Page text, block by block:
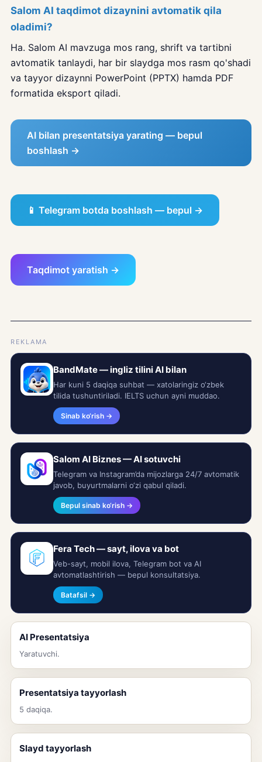
Salom AI taqdimot dizaynini avtomatik qila
oladimi?
Ha. Salom AI mavzuga mos rang, shrift va tartibni
avtomatik tanlaydi, har bir slaydga mos rasm qo'shadi
va tayyor dizaynni PowerPoint (PPTX) hamda PDF
formatida eksport qiladi.
AI bilan presentatsiya yarating — bepul
boshlash →
📱 Telegram botda boshlash — bepul →
Taqdimot yaratish →
REKLAMA
BandMate — ingliz tilini AI bilan
Har kuni 5 daqiqa suhbat — xatolaringiz o‘zbek
tilida tushuntiriladi. IELTS uchun ayni muddao.
Sinab ko‘rish →
Salom AI Biznes — AI sotuvchi
Telegram va Instagram’da mijozlarga 24/7 avtomatik
javob, buyurtmalarni o‘zi qabul qiladi.
Bepul sinab ko‘rish →
Fera Tech — sayt, ilova va bot
Veb-sayt, mobil ilova, Telegram bot va AI
avtomatlashtirish — bepul konsultatsiya.
Batafsil →
AI Presentatsiya
Yaratuvchi.
Presentatsiya tayyorlash
5 daqiqa.
Slayd tayyorlash